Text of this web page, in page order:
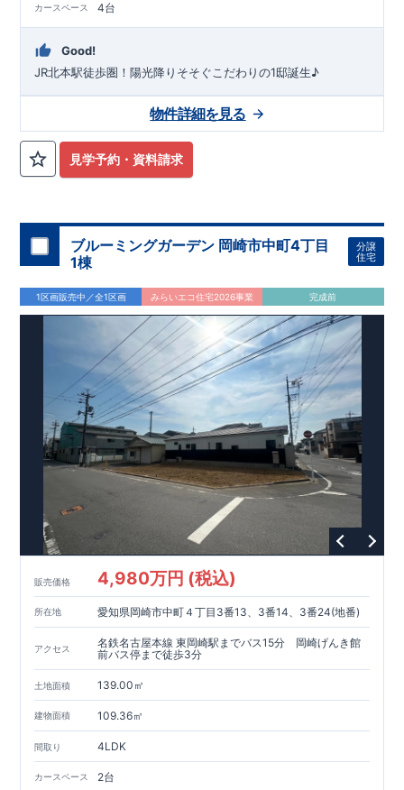
カースペース 4台
Good!
JR北本駅徒歩圏！陽光降りそそぐこだわりの1邸誕生♪
見学予約・資料請求
物件詳細を見る
ブルーミングガーデン 岡崎市中町4丁目
1棟
分譲
住宅
1区画販売中／全1区画 みらいエコ住宅2026事業 完成前
販売価格 4,980万円 (税込)
所在地 愛知県岡崎市中町４丁目3番13、3番14、3番24(地番)
アクセス
名鉄名古屋本線 東岡崎駅までバス15分 岡崎げんき館
前バス停まで徒歩3分
土地面積 139.00㎡
建物面積 109.36㎡
間取り 4LDK
カースペース 2台